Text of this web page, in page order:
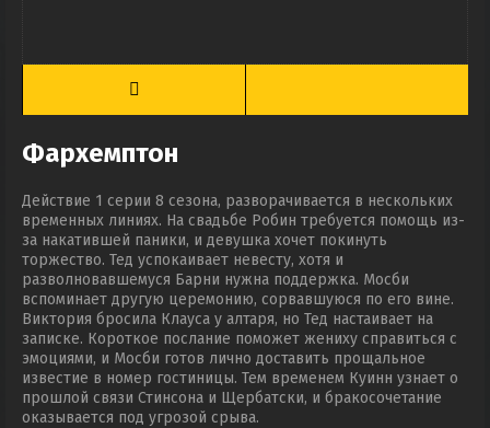
Фархемптон
Действие 1 серии 8 сезона, разворачивается в нескольких
временных линиях. На свадьбе Робин требуется помощь из-
за накатившей паники, и девушка хочет покинуть
торжество. Тед успокаивает невесту, хотя и
разволновавшемуся Барни нужна поддержка. Мосби
вспоминает другую церемонию, сорвавшуюся по его вине.
Виктория бросила Клауса у алтаря, но Тед настаивает на
записке. Короткое послание поможет жениху справиться с
эмоциями, и Мосби готов лично доставить прощальное
известие в номер гостиницы. Тем временем Куинн узнает о
прошлой связи Стинсона и Щербатски, и бракосочетание
оказывается под угрозой срыва.